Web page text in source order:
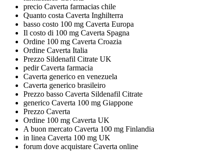
precio Caverta farmacias chile
Quanto costa Caverta Inghilterra
basso costo 100 mg Caverta Europa
Il costo di 100 mg Caverta Spagna
Ordine 100 mg Caverta Croazia
Ordine Caverta Italia
Prezzo Sildenafil Citrate UK
pedir Caverta farmacia
Caverta generico en venezuela
Caverta generico brasileiro
Prezzo basso Caverta Sildenafil Citrate
generico Caverta 100 mg Giappone
Prezzo Caverta
Ordine 100 mg Caverta UK
A buon mercato Caverta 100 mg Finlandia
in linea Caverta 100 mg UK
forum dove acquistare Caverta online